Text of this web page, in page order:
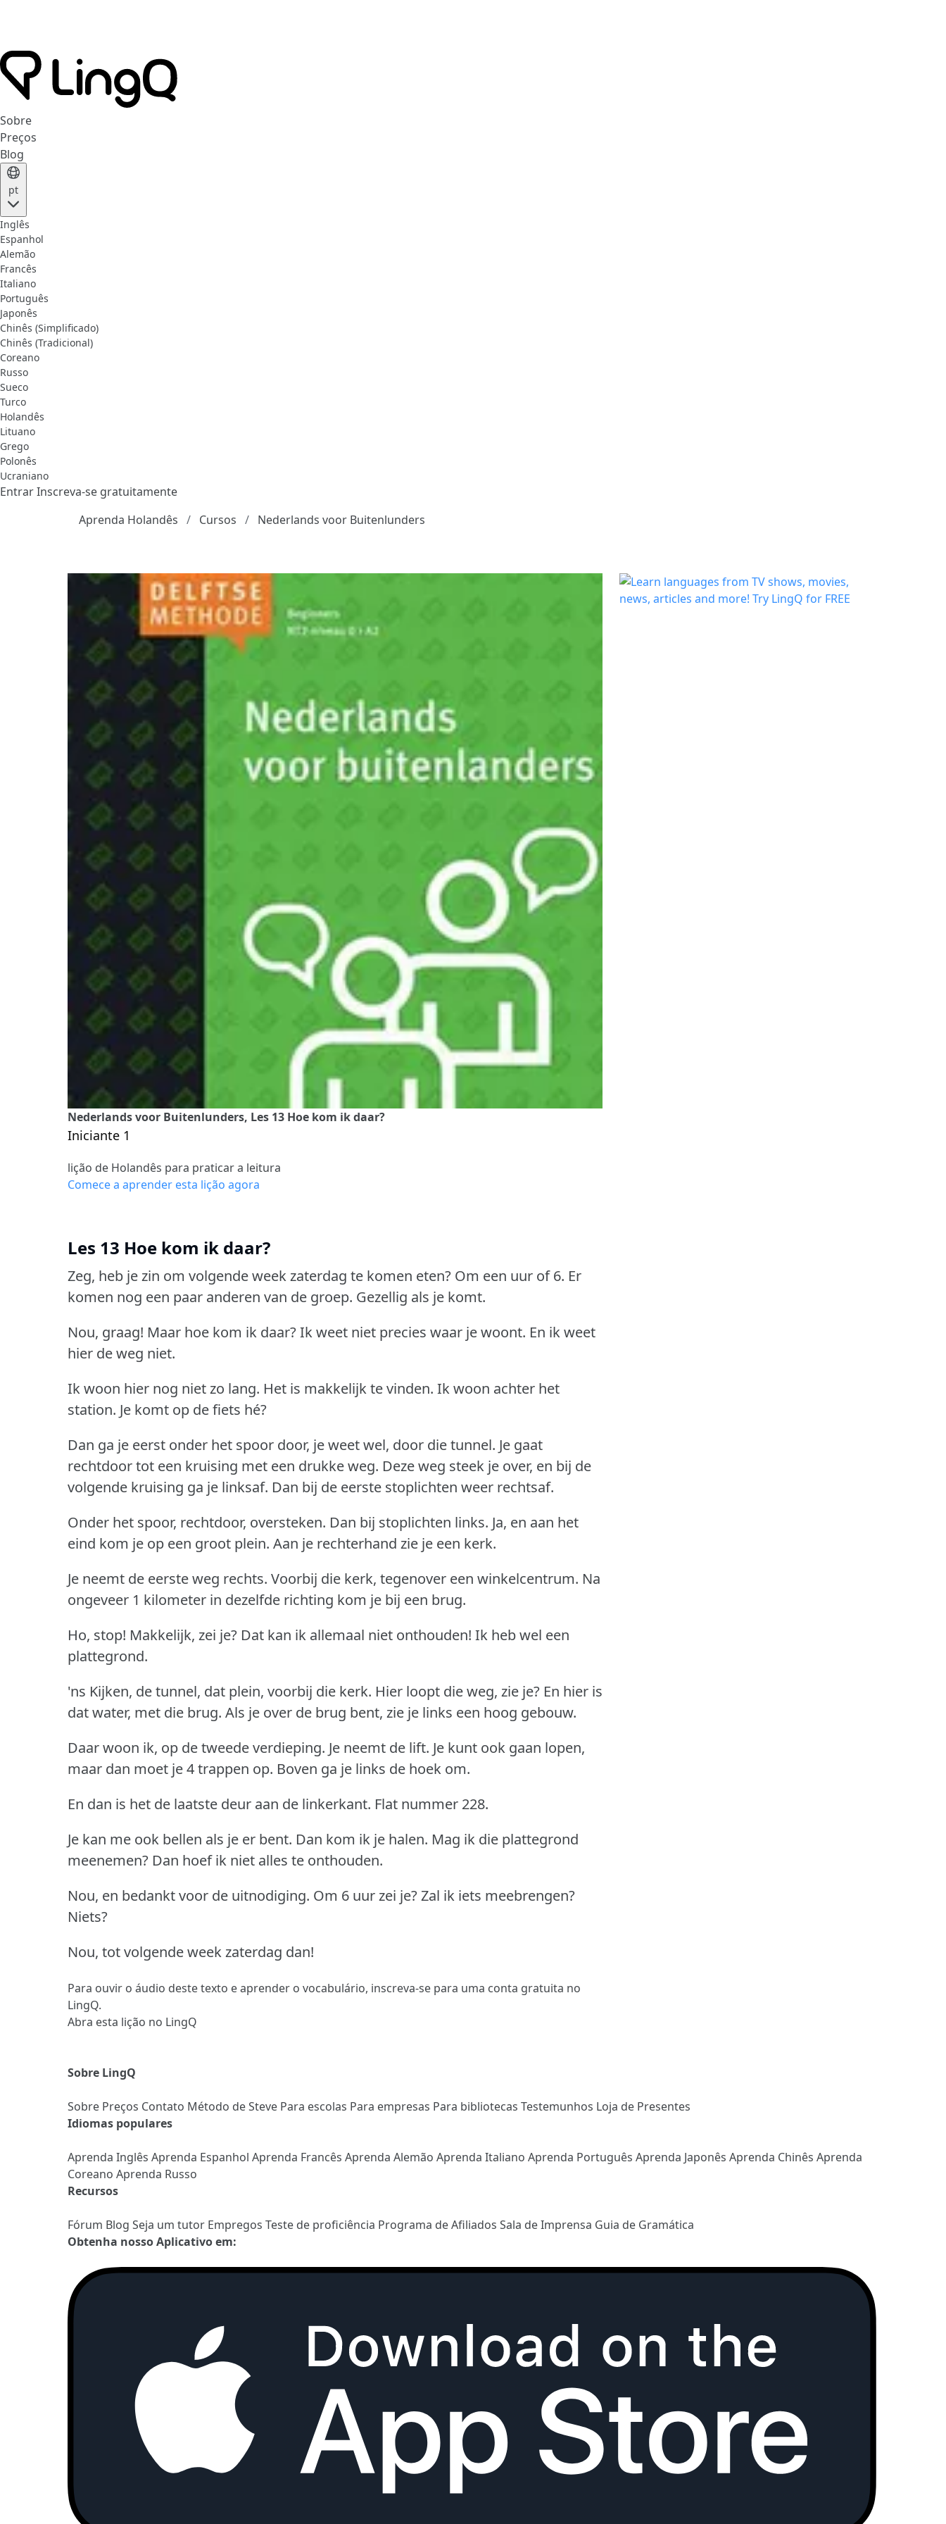
Sobre
Preços
Blog
pt
Inglês
Espanhol
Alemão
Francês
Italiano
Português
Japonês
Chinês (Simplificado)
Chinês (Tradicional)
Coreano
Russo
Sueco
Turco
Holandês
Lituano
Grego
Polonês
Ucraniano
EntrarInscreva-se gratuitamente
Aprenda Holandês
Cursos Nederlands voor Buitenlunders
Nederlands voor Buitenlunders, Les 13 Hoe kom ik daar?
Iniciante 1
lição de Holandês para praticar a leitura
Comece a aprender esta lição agora
Les 13 Hoe kom ik daar?
Zeg, heb je zin om volgende week zaterdag te komen eten? Om een uur of 6. Er
komen nog een paar anderen van de groep. Gezellig als je komt.
Nou, graag! Maar hoe kom ik daar?Ik weet niet precies waar je woont. En ik weet
hier de weg niet.
Ik woon hier nog niet zo lang. Het is makkelijk te vinden. Ik woon achter het
station. Je komt op de fiets hé?
Dan ga je eerst onder het spoor door, je weet wel, door die tunnel. Je gaat
rechtdoor tot een kruising met een drukke weg. Deze weg steek je over, en bij de
volgende kruising ga je linksaf. Dan bij de eerste stoplichten weer rechtsaf.
Onder het spoor, rechtdoor, oversteken. Dan bij stoplichten links. Ja, en aan het
eind kom je op een groot plein. Aan je rechterhand zie je een kerk.
Je neemt de eerste weg rechts. Voorbij die kerk, tegenover een winkelcentrum. Na
ongeveer 1 kilometer in dezelfde richting kom je bij een brug.
Ho, stop! Makkelijk, zei je? Dat kan ik allemaal niet onthouden! Ik heb wel een
plattegrond.
'ns Kijken, de tunnel, dat plein, voorbij die kerk. Hier loopt die weg, zie je? En hier is
dat water, met die brug. Als je over de brug bent, zie je links een hoog gebouw.
Daar woon ik, op de tweede verdieping. Je neemt de lift. Je kunt ook gaan lopen,
maar dan moet je 4 trappen op. Boven ga je links de hoek om.
En dan is het de laatste deur aan de linkerkant. Flat nummer 228.
Je kan me ook bellen als je er bent. Dan kom ik je halen. Mag ik die plattegrond
meenemen? Dan hoef ik niet alles te onthouden.
Nou, en bedankt voor de uitnodiging. Om 6 uur zei je?Zal ik iets meebrengen?
Niets?
Nou, tot volgende week zaterdag dan!
Para ouvir o áudio deste texto e aprender o vocabulário, inscreva-se para uma conta gratuita no
LingQ.
Abra esta lição no LingQ
Sobre LingQ
Sobre Preços Contato Método de Steve Para escolas Para empresas Para bibliotecas Testemunhos Loja de Presentes
Idiomas populares
Aprenda Inglês Aprenda Espanhol Aprenda Francês Aprenda Alemão Aprenda Italiano Aprenda Português Aprenda Japonês Aprenda Chinês Aprenda
Coreano Aprenda Russo
Recursos
Fórum Blog Seja um tutor Empregos Teste de proficiência Programa de Afiliados Sala de Imprensa Guia de Gramática
Obtenha nosso Aplicativo em: